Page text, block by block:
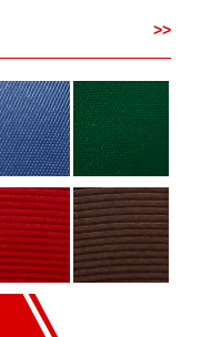
>>